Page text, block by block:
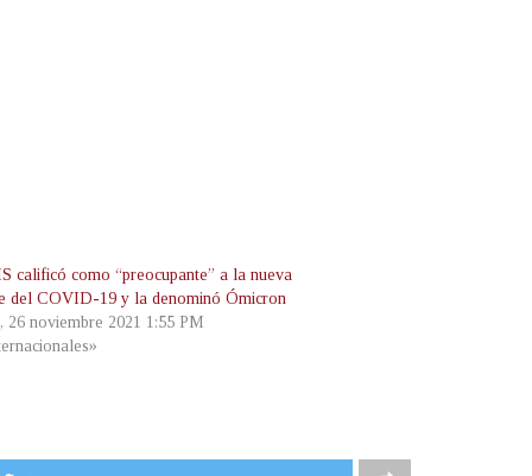
calificó como “preocupante” a la nueva
del COVID-19 y la denominó Ómicron
26 noviembre 2021 1:55 PM